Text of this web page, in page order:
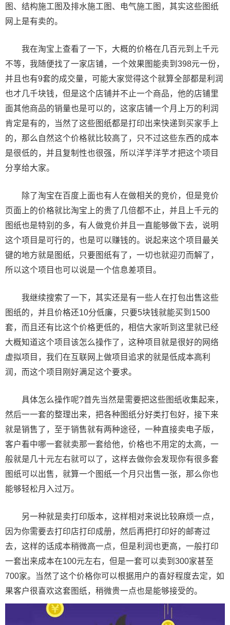
图、结构施工图及排水施工图、电气施工图，其实这些图纸
网上是有卖的。
我在淘宝上查看了一下，大概的价格在几百元到上千元
不等，我随便找了一家店铺，一个效果图能卖到398元一份，
并且也有9套的成交量，可能大家觉得这个就算全部都是利润
也才几千块钱，但是这个店铺并不止一个商品，他的店铺里
面其他商品的销量也是可以的，这家店铺一个月上万的利润
肯定是有的，当然了这些图纸都是打印出来快递到买家手上
的，那么自然这个价格就比较高了，只不过这些东西的成本
是很低的，并且复制性也很强，所以洋芋洋芋才把这个项目
分享给大家。
除了淘宝在百度上面也有人在做相关的竞价，但是竞价
页面上的价格就比淘宝上的贵了几倍都不止，并且上千元的
图纸也是特别的多，有人做竞价并且一直能够做下去，说明
这个项目是可行的，也是可以赚钱的。说起来这个项目最关
键的地方就是图纸，只要图纸有了，一切也就迎刃而解了，
所以这个项目也可以说是一个信息差项目。
我继续搜索了一下，其实还是有一些人在打包出售这些
图纸的，并且价格还10分低廉，只要5块钱就能买到1500
套，而且还有比这个价格更低的，相信大家听到这里就已经
大概知道这个项目该怎么操作了，这种项目就是很好的网络
虚拟项目，我们在互联网上做项目追求的就是低成本高利
润，而这个项目刚好满足这个要求。
具体怎么操作呢?首先当然是需要把这些图纸收集起来，
然后一一套的整理出来，把各种图纸分好类打包好，接下来
就是销售了，至于销售就有两种途径，一种直接卖电子版，
客户看中哪一套就卖那一套给他，价格也不用定的太高，一
般就是几十元左右就可以了，这样去做你会发现你有很多套
图纸可以出售，就算一个图纸一个月只出售一张，那么你也
能够轻松月入过万。
另一种就是卖打印版本，这样相对来说比较麻烦一点，
因为你需要去打印店打印成册，然后再把打印好的邮寄过
去，这样的话成本稍微高一点，但是利润也更高，一般打印
一套出来成本在100元左右，但是一套可以卖到300家甚至
700家。当然了这个价格你可以根据用户的喜好程度去定，如
果客户很喜欢这套图纸，稍微贵一点也是能够接受的。